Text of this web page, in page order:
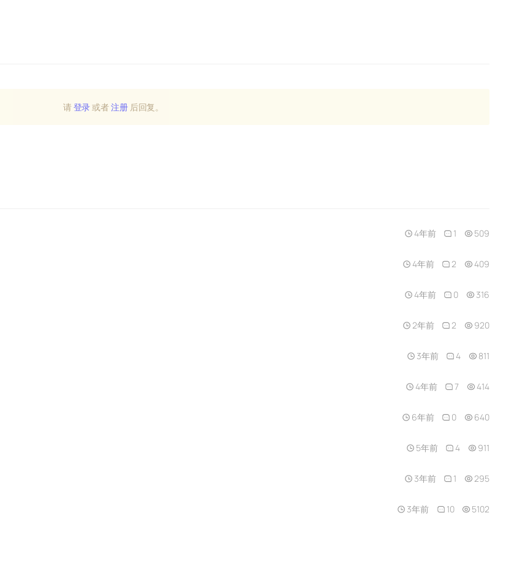
请登录或者注册后回复。
4年前 1 509
4年前 2 409
4年前 0 316
2年前 2 920
3年前 4 811
4年前 7 414
6年前 0 640
5年前 4 911
3年前 1 295
3年前 10 5102